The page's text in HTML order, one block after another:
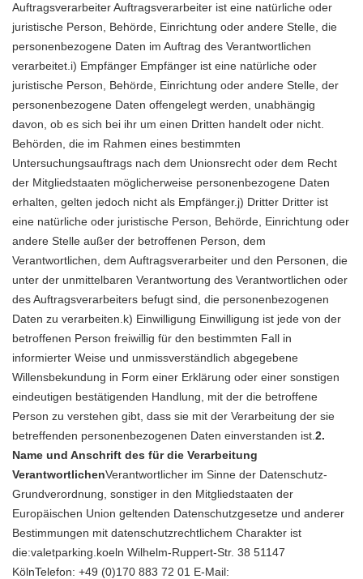
Auftragsverarbeiter Auftragsverarbeiter ist eine natürliche oder
juristische Person, Behörde, Einrichtung oder andere Stelle, die
personenbezogene Daten im Auftrag des Verantwortlichen
verarbeitet.i) Empfänger Empfänger ist eine natürliche oder
juristische Person, Behörde, Einrichtung oder andere Stelle, der
personenbezogene Daten offengelegt werden, unabhängig
davon, ob es sich bei ihr um einen Dritten handelt oder nicht.
Behörden, die im Rahmen eines bestimmten
Untersuchungsauftrags nach dem Unionsrecht oder dem Recht
der Mitgliedstaaten möglicherweise personenbezogene Daten
erhalten, gelten jedoch nicht als Empfänger.j) Dritter Dritter ist
eine natürliche oder juristische Person, Behörde, Einrichtung oder
andere Stelle außer der betroffenen Person, dem
Verantwortlichen, dem Auftragsverarbeiter und den Personen, die
unter der unmittelbaren Verantwortung des Verantwortlichen oder
des Auftragsverarbeiters befugt sind, die personenbezogenen
Daten zu verarbeiten.k) Einwilligung Einwilligung ist jede von der
betroffenen Person freiwillig für den bestimmten Fall in
informierter Weise und unmissverständlich abgegebene
Willensbekundung in Form einer Erklärung oder einer sonstigen
eindeutigen bestätigenden Handlung, mit der die betroffene
Person zu verstehen gibt, dass sie mit der Verarbeitung der sie
betreffenden personenbezogenen Daten einverstanden ist.2.
Name und Anschrift des für die Verarbeitung
VerantwortlichenVerantwortlicher im Sinne der Datenschutz-
Grundverordnung, sonstiger in den Mitgliedstaaten der
Europäischen Union geltenden Datenschutzgesetze und anderer
Bestimmungen mit datenschutzrechtlichem Charakter ist
die:valetparking.koeln Wilhelm-Ruppert-Str. 38 51147
KölnTelefon: +49 (0)170 883 72 01 E-Mail: